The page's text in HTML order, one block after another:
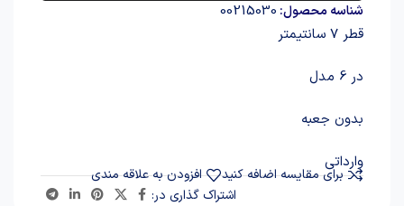
شناسه محصول: 00215030
قطر 7 سانتیمتر
در 6 مدل
بدون جعبه
وارداتی
برای مقایسه اضافه کنید
افزودن به علاقه مندی
اشتراک گذاری در: